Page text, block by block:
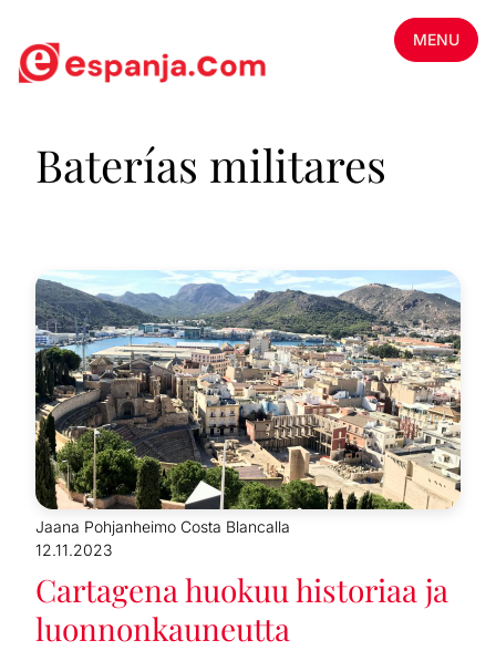
MENU
Baterías militares
Jaana Pohjanheimo Costa Blancalla
12.11.2023
Cartagena huokuu historiaa ja
luonnonkauneutta